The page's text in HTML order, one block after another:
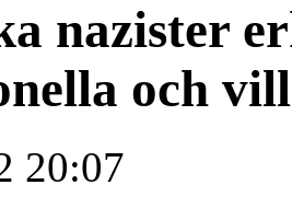
nazister
och
20:07